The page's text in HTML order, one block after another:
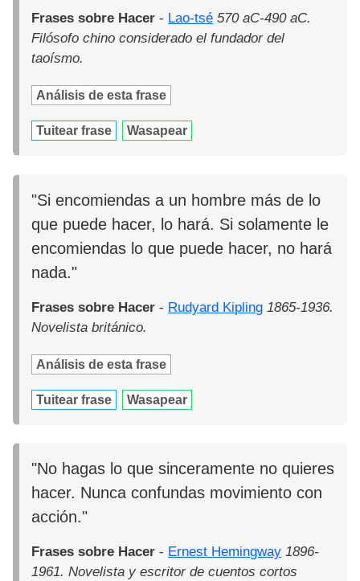
Frases sobre Hacer - Lao-tsé 570 aC-490 aC.
Filósofo chino considerado el fundador del
taoísmo.
Análisis de esta frase
Tuitear frase Wasapear
"Si encomiendas a un hombre más de lo
que puede hacer, lo hará. Si solamente le
encomiendas lo que puede hacer, no hará
nada."
Frases sobre Hacer - Rudyard Kipling 1865-1936.
Novelista británico.
Análisis de esta frase
Tuitear frase Wasapear
"No hagas lo que sinceramente no quieres
hacer. Nunca confundas movimiento con
acción."
Frases sobre Hacer - Ernest Hemingway 1896-
1961. Novelista y escritor de cuentos cortos